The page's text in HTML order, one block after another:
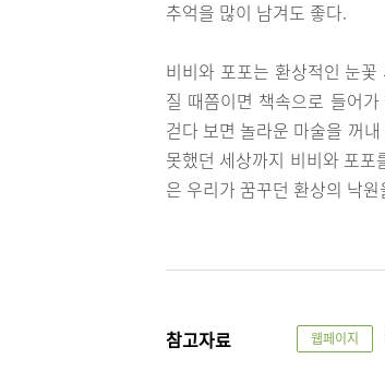
추억을 많이 남겨도 좋다.
비비와 포포는 환상적인 눈
질 때쯤이면 책속으로 들어
걷다 보면 놀라운 마술을 꺼
못했던 세상까지 비비와 포
은 우리가 꿈꾸던 환상의 낙
참고자료 웹페이지